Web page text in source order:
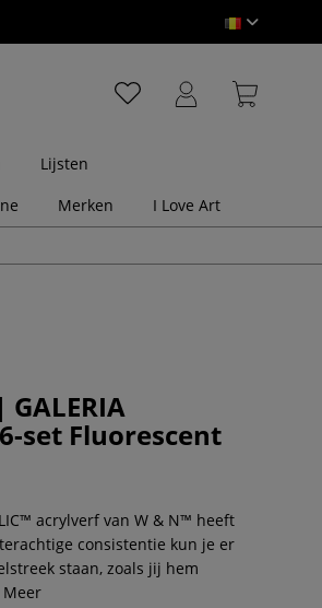
Lijsten
Merken I Love Art
set Fluorescent
acrylverf van W & N™ heeft
consistentie kun je er
staan, zoals jij hem
Meer